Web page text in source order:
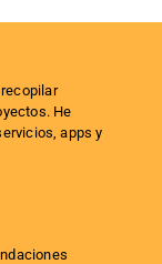
He
apps y